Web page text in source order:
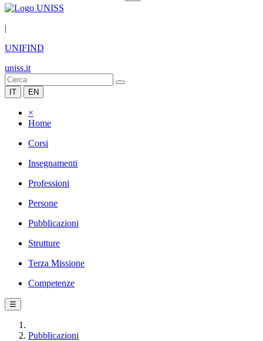
|
UNIFIND
uniss.it
IT EN
×
Home
Corsi
Insegnamenti
Professioni
Persone
Pubblicazioni
Strutture
Terza Missione
Competenze
☰
Pubblicazioni